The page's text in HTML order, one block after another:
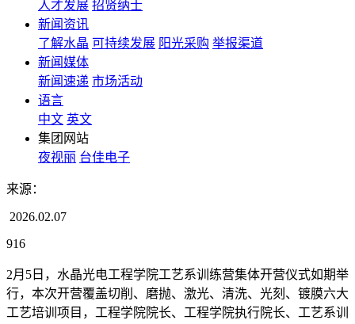
人才发展 招贤纳士
新闻资讯
了解水晶 可持续发展 阳光采购 举报渠道
新闻媒体
新闻速递 市场活动
语言
中文 英文
集团网站
夜视丽 台佳电子
来源：
2026.02.07
916
2月5日，水晶光电工程学院工艺系训练营集体开营仪式如期举
行，本次开营覆盖切削、磨抛、激光、清洗、光刻、镀膜六大
工艺培训项目，工程学院院长、工程学院执行院长、工艺系训